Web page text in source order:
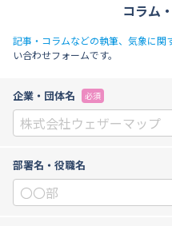
コラム
記事・コラムなどの執筆、気象に関
い合わせフォームです。
企業・団体名 必須
部署名・役職名